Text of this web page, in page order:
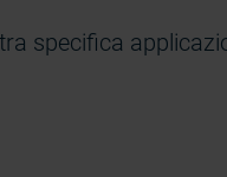
specifica